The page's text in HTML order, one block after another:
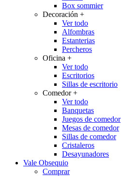
Box sommier
Decoración +
Ver todo
Alfombras
Estanterias
Percheros
Oficina +
Ver todo
Escritorios
Sillas de escritorio
Comedor+
Ver todo
Banquetas
Juegos de comedor
Mesas de comedor
Sillas de comedor
Cristaleros
Desayunadores
Vale Obsequio
Comprar